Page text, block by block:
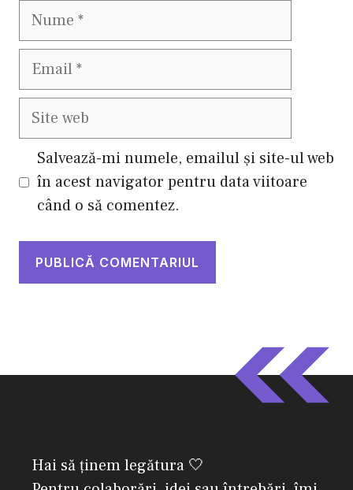
Nume
Email
Site
Salvează-mi numele, emailul și site-ul web
în acest navigator pentru data viitoare
când o să comentez.
Hai să ținem legătura 🤍